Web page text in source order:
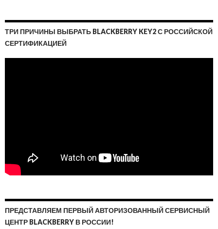
ТРИ ПРИЧИНЫ ВЫБРАТЬ BLACKBERRY KEY2 С РОССИЙСКОЙ
СЕРТИФИКАЦИЕЙ
ПРЕДСТАВЛЯЕМ ПЕРВЫЙ АВТОРИЗОВАННЫЙ СЕРВИСНЫЙ
ЦЕНТР BLACKBERRY В РОССИИ!